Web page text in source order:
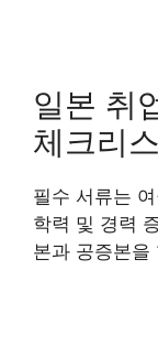
일본 취
체크리
필수 서류는
학력 및 경력
본과 공증본을